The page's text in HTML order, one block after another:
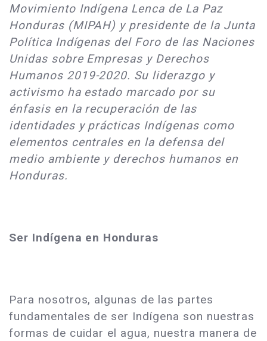
Movimiento Indígena Lenca de La Paz
Honduras (MIPAH) y presidente de la Junta
Política Indígenas del Foro de las Naciones
Unidas sobre Empresas y Derechos
Humanos 2019-2020. Su liderazgo y
activismo ha estado marcado por su
énfasis en la recuperación de las
identidades y prácticas Indígenas como
elementos centrales en la defensa del
medio ambiente y derechos humanos en
Honduras.
Ser Indígena en Honduras
Para nosotros, algunas de las partes
fundamentales de ser Indígena son nuestras
formas de cuidar el agua, nuestra manera de